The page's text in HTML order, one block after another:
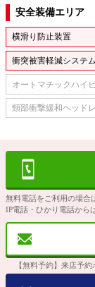
安全装備エリア
横滑り防止装置
衝突被害軽減システム
オートマチックハイ
頸部衝撃緩和ヘッド
無料電話をご利用の場合
IP電話・ひかり電話から
【無料予約】来店予